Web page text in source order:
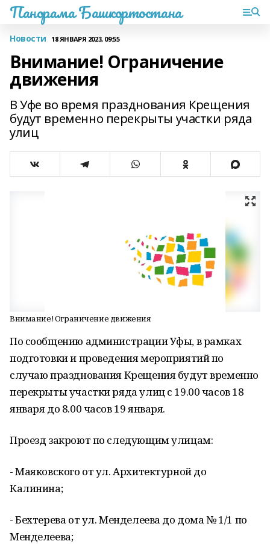
Панорама Башкортостана
Новости 18 ЯНВАРЯ 2023, 09:55
Внимание! Ограничение
движения
В Уфе во время празднования Крещения
будут временно перекрыты участки ряда
улиц
Внимание! Ограничение движения
По сообщению администрации Уфы, в рамках
подготовки и проведения мероприятий по
случаю празднования Крещения будут временно
перекрыты участки ряда улиц с 19.00 часов 18
января до 8.00 часов 19 января.
Проезд закроют по следующим улицам:
- Маяковского от ул. Архитектурной до
Калинина;
- Бехтерева от ул. Менделеева до дома № 1/1 по
Менделеева;